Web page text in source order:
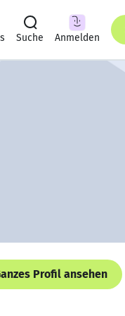
Suche Anmelden
Profil ansehen